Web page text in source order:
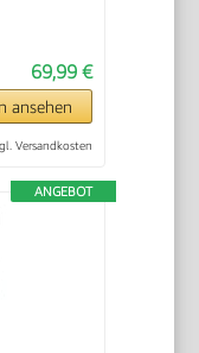
69,99 €
ansehen
Versandkosten
ANGEBOT